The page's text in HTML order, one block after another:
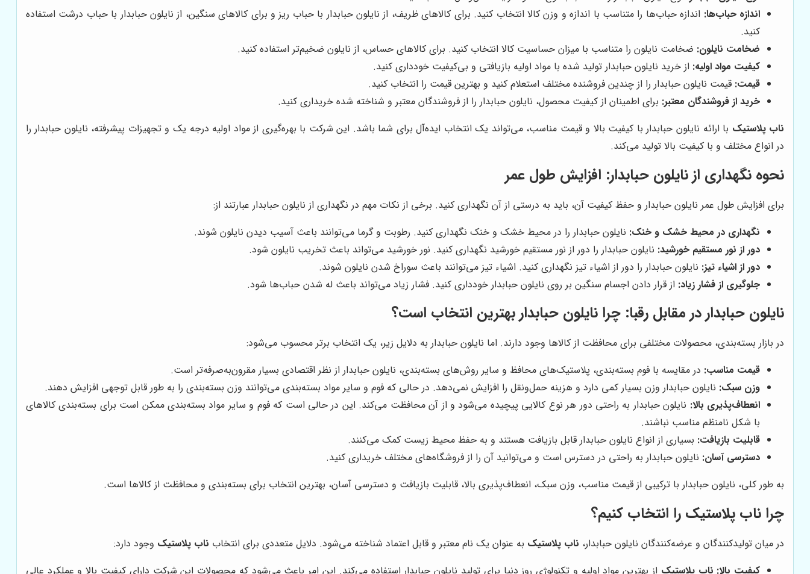
اندازه حباب‌ها: اندازه حباب‌ها را متناسب با اندازه و وزن کالا انتخاب کنید. برای کالاهای ظریف، از نایلون حبابدار با حباب ریز و برای کالاهای سنگین، از نایلون حبابدار با حباب درشت استفاده
کنید.
ضخامت نایلون: ضخامت نایلون را متناسب با میزان حساسیت کالا انتخاب کنید. برای کالاهای حساس، از نایلون ضخیم‌تر استفاده کنید.
کیفیت مواد اولیه: از خرید نایلون حبابدار تولید شده با مواد اولیه بازیافتی و بی‌کیفیت خودداری کنید.
قیمت: قیمت نایلون حبابدار را از چندین فروشنده مختلف استعلام کنید و بهترین قیمت را انتخاب کنید.
خرید از فروشندگان معتبر: برای اطمینان از کیفیت محصول، نایلون حبابدار را از فروشندگان معتبر و شناخته شده خریداری کنید.
ناب پلاستیک با ارائه نایلون حبابدار با کیفیت بالا و قیمت مناسب، می‌تواند یک انتخاب ایده‌آل برای شما باشد. این شرکت با بهره‌گیری از مواد اولیه درجه یک و تجهیزات پیشرفته، نایلون حبابدار را
در انواع مختلف و با کیفیت بالا تولید می‌کند.
نحوه نگهداری از نایلون حبابدار: افزایش طول عمر
برای افزایش طول عمر نایلون حبابدار و حفظ کیفیت آن، باید به درستی از آن نگهداری کنید. برخی از نکات مهم در نگهداری از نایلون حبابدار عبارتند از:
نگهداری در محیط خشک و خنک: نایلون حبابدار را در محیط خشک و خنک نگهداری کنید. رطوبت و گرما می‌توانند باعث آسیب دیدن نایلون شوند.
دور از نور مستقیم خورشید: نایلون حبابدار را دور از نور مستقیم خورشید نگهداری کنید. نور خورشید می‌تواند باعث تخریب نایلون شود.
دور از اشیاء تیز: نایلون حبابدار را دور از اشیاء تیز نگهداری کنید. اشیاء تیز می‌توانند باعث سوراخ شدن نایلون شوند.
جلوگیری از فشار زیاد: از قرار دادن اجسام سنگین بر روی نایلون حبابدار خودداری کنید. فشار زیاد می‌تواند باعث له شدن حباب‌ها شود.
نایلون حبابدار در مقابل رقبا: چرا نایلون حبابدار بهترین انتخاب است؟
در بازار بسته‌بندی، محصولات مختلفی برای محافظت از کالاها وجود دارند. اما نایلون حبابدار به دلایل زیر، یک انتخاب برتر محسوب می‌شود:
قیمت مناسب: در مقایسه با فوم بسته‌بندی، پلاستیک‌های محافظ و سایر روش‌های بسته‌بندی، نایلون حبابدار از نظر اقتصادی بسیار مقرون‌به‌صرفه‌تر است.
وزن سبک: نایلون حبابدار وزن بسیار کمی دارد و هزینه حمل‌ونقل را افزایش نمی‌دهد. در حالی که فوم و سایر مواد بسته‌بندی می‌توانند وزن بسته‌بندی را به طور قابل توجهی افزایش دهند.
انعطاف‌پذیری بالا: نایلون حبابدار به راحتی دور هر نوع کالایی پیچیده می‌شود و از آن محافظت می‌کند. این در حالی است که فوم و سایر مواد بسته‌بندی ممکن است برای بسته‌بندی کالاهای
با شکل نامنظم مناسب نباشند.
قابلیت بازیافت: بسیاری از انواع نایلون حبابدار قابل بازیافت هستند و به حفظ محیط زیست کمک می‌کنند.
دسترسی آسان: نایلون حبابدار به راحتی در دسترس است و می‌توانید آن را از فروشگاه‌های مختلف خریداری کنید.
به طور کلی، نایلون حبابدار با ترکیبی از قیمت مناسب، وزن سبک، انعطاف‌پذیری بالا، قابلیت بازیافت و دسترسی آسان، بهترین انتخاب برای بسته‌بندی و محافظت از کالاها است.
چرا ناب پلاستیک را انتخاب کنیم؟
در میان تولیدکنندگان و عرضه‌کنندگان نایلون حبابدار، ناب پلاستیک به عنوان یک نام معتبر و قابل اعتماد شناخته می‌شود. دلایل متعددی برای انتخاب ناب پلاستیک وجود دارد:
کیفیت بالا: ناب پلاستیک از بهترین مواد اولیه و تکنولوژی روز دنیا برای تولید نایلون حبابدار استفاده می‌کند. این امر باعث می‌شود که محصولات این شرکت دارای کیفیت بالا و عملکرد عالی